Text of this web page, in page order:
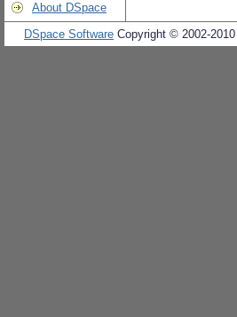
About DSpace
DSpace Software Copyright © 2002-2010